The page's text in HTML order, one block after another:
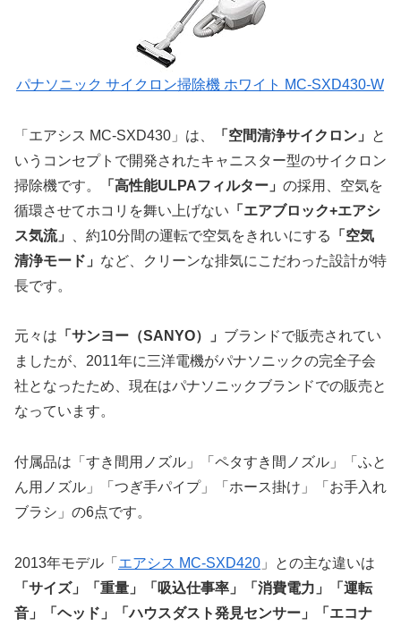
パナソニック サイクロン掃除機 ホワイト MC-SXD430-W
「エアシス MC-SXD430」は、 「空間清浄サイクロン」
と
いうコンセプトで開発されたキャニスター型のサイクロン
掃除機です。
「高性能ULPAフィルター」 の採用、空気を
循環させてホコリを舞い上げない 「エアブロック+エアシ
ス気流」
、約10分間の運転で空気をきれいにする
「空気
清浄モード」 など、クリーンな排気にこだわった設計が特
長です。
元々は 「サンヨー（SANYO）」 ブランドで販売されてい
ましたが、2011年に三洋電機がパナソニックの完全子会
社となったため、現在はパナソニックブランドでの販売と
なっています。
付属品は「すき間用ノズル」「ペタすき間ノズル」「ふと
ん用ノズル」「つぎ手パイプ」「ホース掛け」「お手入れ
ブラシ」の6点です。
2013年モデル「 エアシス MC-SXD420 」との主な違いは
「サイズ」「重量」「吸込仕事率」「消費電力」「運転
音」「ヘッド」「ハウスダスト発見センサー」「エコナ